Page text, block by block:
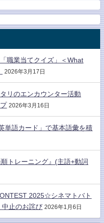
職業当てクイズ」＜What
2026年3月17日
リのエンカウンター活動
2026年3月16日
単語カード」で基本語彙を積
トレーニング』(主語+動詞
2025☆シネマトバト
中止のお詫び 2026年1月6日